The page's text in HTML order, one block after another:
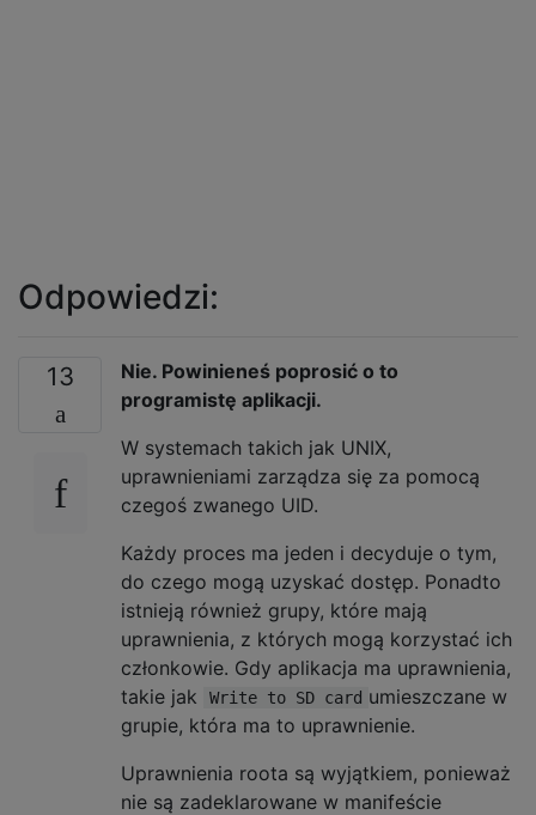
Odpowiedzi:
13
Nie. Powinieneś poprosić o to
programistę aplikacji.
W systemach takich jak UNIX,
uprawnieniami zarządza się za pomocą
czegoś zwanego UID.
Każdy proces ma jeden i decyduje o tym,
do czego mogą uzyskać dostęp. Ponadto
istnieją również grupy, które mają
uprawnienia, z których mogą korzystać ich
członkowie. Gdy aplikacja ma uprawnienia,
takie jak
Write to SD card umieszczane w
grupie, która ma to uprawnienie.
Uprawnienia roota są wyjątkiem, ponieważ
nie są zadeklarowane w manifeście